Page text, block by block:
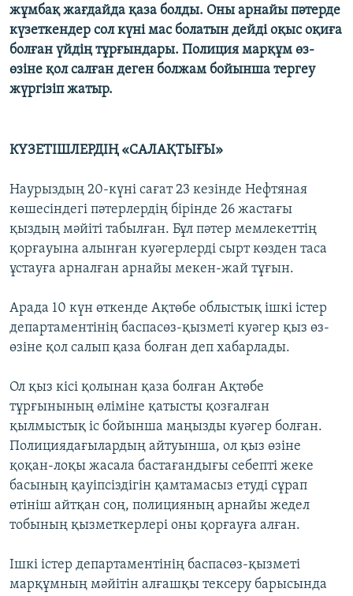
жұмбақ жағдайда қаза болды. Оны арнайы пәтерде
күзеткендер сол күні мас болатын дейді оқыс оқиға
болған үйдің тұрғындары. Полиция марқұм өз-
өзіне қол салған деген болжам бойынша тергеу
жүргізіп жатыр.
КҮЗЕТІШЛЕРДІҢ «САЛАҚТЫҒЫ»
Наурыздың 20-күні сағат 23 кезінде Нефтяная
көшесіндегі пәтерлердің бірінде 26 жастағы
қыздың мәйіті табылған. Бұл пәтер мемлекеттің
қорғауына алынған куәгерлерді сырт көзден таса
ұстауға арналған арнайы мекен-жай тұғын.
Арада 10 күн өткенде Ақтөбе облыстық ішкі істер
департаментінің баспасөз-қызметі куәгер қыз өз-
өзіне қол салып қаза болған деп хабарлады.
Ол қыз кісі қолынан қаза болған Ақтөбе
тұрғынының өліміне қатысты қозғалған
қылмыстық іс бойынша маңызды куәгер болған.
Полициядағылардың айтуынша, ол қыз өзіне
қоқан-лоқы жасала бастағандығы себепті жеке
басының қауіпсіздігін қамтамасыз етуді сұрап
өтініш айтқан соң, полицияның арнайы жедел
тобының қызметкерлері оны қорғауға алған.
Ішкі істер департаментінің баспасөз-қызметі
марқұмның мәйітін алғашқы тексеру барысында